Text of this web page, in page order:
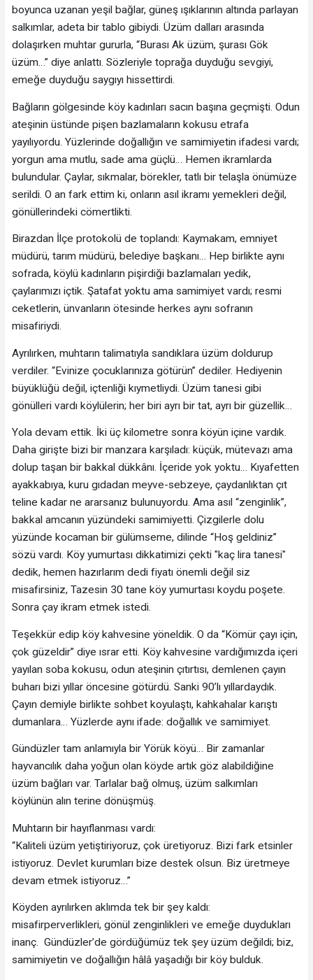
boyunca uzanan yeşil bağlar, güneş ışıklarının altında parlayan
salkımlar, adeta bir tablo gibiydi. Üzüm dalları arasında
dolaşırken muhtar gururla, “Burası Ak üzüm, şurası Gök
üzüm…” diye anlattı. Sözleriyle toprağa duyduğu sevgiyi,
emeğe duyduğu saygıyı hissettirdi.
Bağların gölgesinde köy kadınları sacın başına geçmişti. Odun
ateşinin üstünde pişen bazlamaların kokusu etrafa
yayılıyordu. Yüzlerinde doğallığın ve samimiyetin ifadesi vardı;
yorgun ama mutlu, sade ama güçlü… Hemen ikramlarda
bulundular. Çaylar, sıkmalar, börekler, tatlı bir telaşla önümüze
serildi. O an fark ettim ki, onların asıl ikramı yemekleri değil,
gönüllerindeki cömertlikti.
Birazdan İlçe protokolü de toplandı: Kaymakam, emniyet
müdürü, tarım müdürü, belediye başkanı… Hep birlikte aynı
sofrada, köylü kadınların pişirdiği bazlamaları yedik,
çaylarımızı içtik. Şatafat yoktu ama samimiyet vardı; resmi
ceketlerin, ünvanların ötesinde herkes aynı sofranın
misafiriydi.
Ayrılırken, muhtarın talimatıyla sandıklara üzüm doldurup
verdiler. “Evinize çocuklarınıza götürün” dediler. Hediyenin
büyüklüğü değil, içtenliği kıymetliydi. Üzüm tanesi gibi
gönülleri vardı köylülerin; her biri ayrı bir tat, ayrı bir güzellik…
Yola devam ettik. İki üç kilometre sonra köyün içine vardık.
Daha girişte bizi bir manzara karşıladı: küçük, mütevazı ama
dolup taşan bir bakkal dükkânı. İçeride yok yoktu… Kıyafetten
ayakkabıya, kuru gıdadan meyve-sebzeye, çaydanlıktan çıt
teline kadar ne ararsanız bulunuyordu. Ama asıl “zenginlik”,
bakkal amcanın yüzündeki samimiyetti. Çizgilerle dolu
yüzünde kocaman bir gülümseme, dilinde “Hoş geldiniz”
sözü vardı. Köy yumurtası dikkatimizi çekti "kaç lira tanesi"
dedik, hemen hazırlarım dedi fiyatı önemli değil siz
misafirsiniz, Tazesin 30 tane köy yumurtası koydu poşete.
Sonra çay ikram etmek istedi.
Teşekkür edip köy kahvesine yöneldik. O da “Kömür çayı için,
çok güzeldir” diye ısrar etti. Köy kahvesine vardığımızda içeri
yayılan soba kokusu, odun ateşinin çıtırtısı, demlenen çayın
buharı bizi yıllar öncesine götürdü. Sanki 90’lı yıllardaydık.
Çayın demiyle birlikte sohbet koyulaştı, kahkahalar karıştı
dumanlara… Yüzlerde aynı ifade: doğallık ve samimiyet.
Gündüzler tam anlamıyla bir Yörük köyü… Bir zamanlar
hayvancılık daha yoğun olan köyde artık göz alabildiğine
üzüm bağları var. Tarlalar bağ olmuş, üzüm salkımları
köylünün alın terine dönüşmüş.
Muhtarın bir hayıflanması vardı:
“Kaliteli üzüm yetiştiriyoruz, çok üretiyoruz. Bizi fark etsinler
istiyoruz. Devlet kurumları bize destek olsun. Biz üretmeye
devam etmek istiyoruz…”
Köyden ayrılırken aklımda tek bir şey kaldı:
misafirperverlikleri, gönül zenginlikleri ve emeğe duydukları
inanç. Gündüzler’de gördüğümüz tek şey üzüm değildi; biz,
samimiyetin ve doğallığın hâlâ yaşadığı bir köy bulduk.